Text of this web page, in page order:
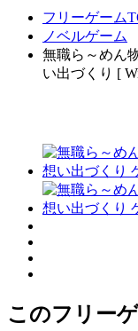
フリーゲーム
ノベルゲーム
無職ら～めん
い出づくり [
このフリー